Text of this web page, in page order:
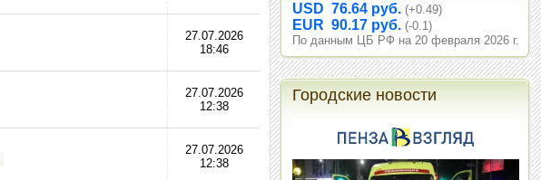
27.07.2026
18:46
27.07.2026
12:38
27.07.2026
12:38
USD 76.64 руб. (+0.49)
EUR 90.17 руб. (-0.1)
По данным ЦБ РФ на 20 февраля 2026 г.
Городские новости